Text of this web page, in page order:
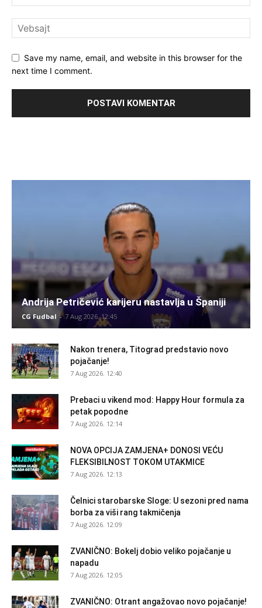
Save my name, email, and website in this browser for the
next time I comment.
Andrija Petričević karijeru nastavlja u Španiji
CG Fudbal - 7 Aug 2026. 12:45
Nakon trenera, Titograd predstavio novo
pojačanje!
7 Aug 2026. 12:40
Prebaci u vikend mod: Happy Hour formula za
petak popodne
7 Aug 2026. 12:14
NOVA OPCIJA ZAMJENA+ DONOSI VEĆU
FLEKSIBILNOST TOKOM UTAKMICE
7 Aug 2026. 12:13
Čelnici starobarske Sloge: U sezoni pred nama
borba za viši rang takmičenja
7 Aug 2026. 12:09
ZVANIČNO: Bokelj dobio veliko pojačanje u
napadu
7 Aug 2026. 12:05
ZVANIČNO: Otrant angažovao novo pojačanje!